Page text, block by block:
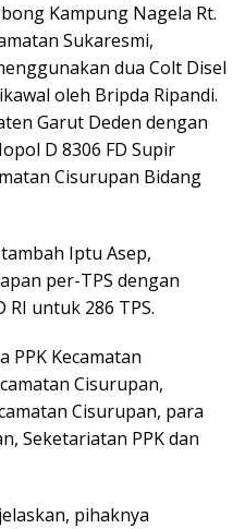
Kampung Nagela Rt.
Sukaresmi,
dua Colt Disel
oleh Bripda Ripandi.
Garut Deden dengan
D 8306 FD Supir
Cisurupan Bidang
Iptu Asep,
per-TPS dengan
untuk 286 TPS.
PPK Kecamatan
Cisurupan,
Cisurupan, para
Seketariatan PPK dan
pihaknya